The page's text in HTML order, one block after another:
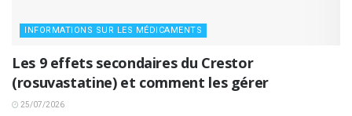
INFORMATIONS SUR LES MÉDICAMENTS
Les 9 effets secondaires du Crestor
(rosuvastatine) et comment les gérer
25/07/2026